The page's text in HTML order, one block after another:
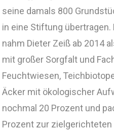
seine damals 800
in eine Stiftung
nahm Dieter Zeiß ab 2014
mit großer Sorgfalt und
Feuchtwiesen,
Äcker mit ökologischer
nochmal 20 Prozent und
Prozent zur zielgerichteten